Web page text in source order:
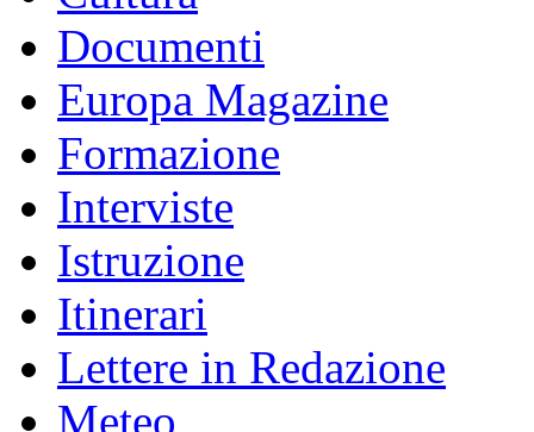
Documenti
Europa Magazine
Formazione
Interviste
Istruzione
Itinerari
Lettere in Redazione
Meteo